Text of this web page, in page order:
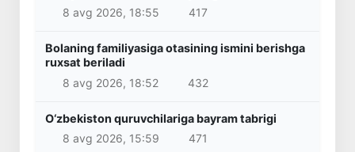
8 avg 2026, 18:55
417
Bolaning familiyasiga otasining ismini berishga
ruxsat beriladi
8 avg 2026, 18:52
432
O‘zbekiston quruvchilariga bayram tabrigi
8 avg 2026, 15:59
471